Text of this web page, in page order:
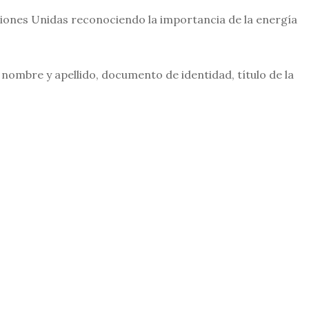
Unidas reconociendo la importancia de la energía
y apellido, documento de identidad, título de la